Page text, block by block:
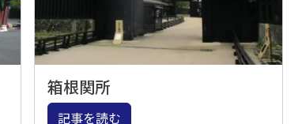
箱根関所
記事を読む